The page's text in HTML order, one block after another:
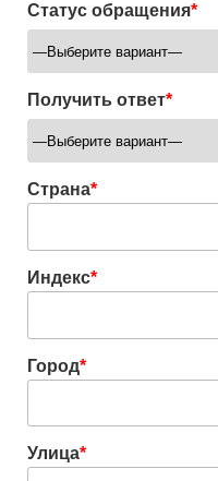
Статус обращения*
Получить ответ*
Страна*
Индекс*
Город*
Улица*